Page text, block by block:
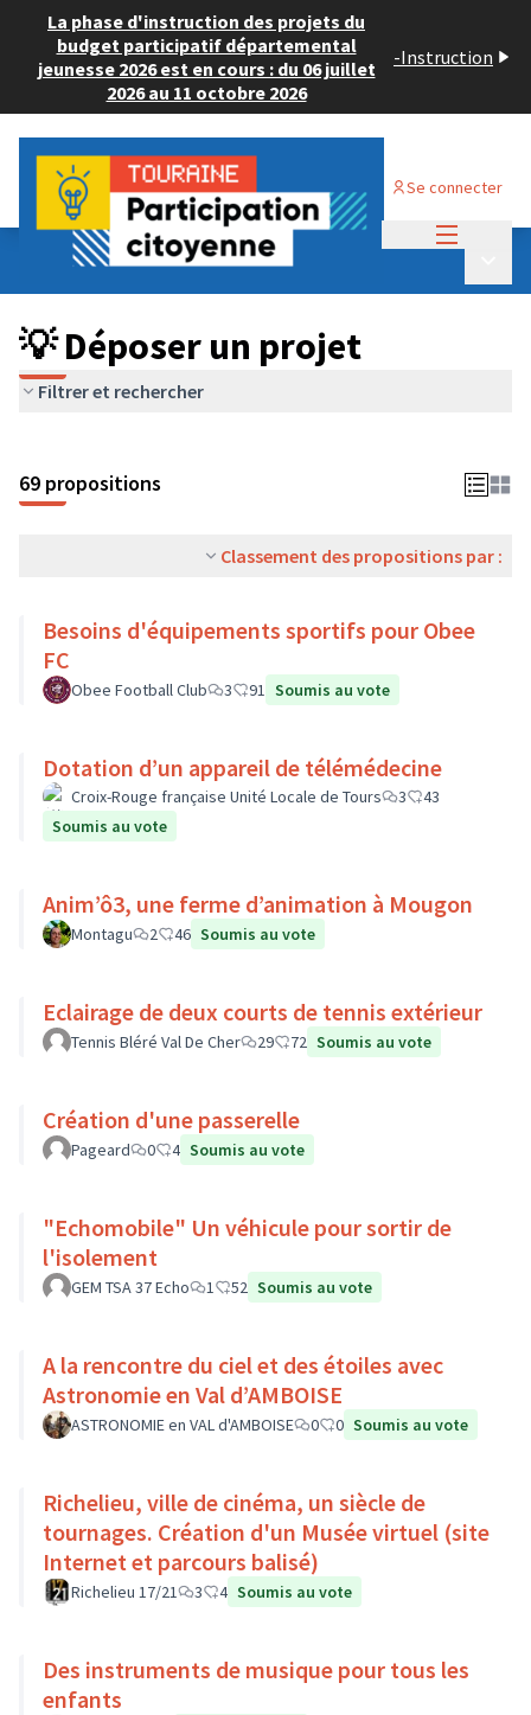
La phase d'instruction des projets du
budget participatif départemental
jeunesse 2026 est en cours : du 06 juillet
2026 au 11 octobre 2026
-Instruction
Se connecter
Budget Participatif ADULTE 2024
💡 Déposer un projet
💡 Déposer un projet
Filtrer et rechercher
69 propositions
Classement des propositions par :
Besoins d'équipements sportifs pour Obee
FC
Obee Football Club 3 91 Soumis au vote
Dotation d’un appareil de télémédecine
Croix-Rouge française Unité Locale de Tours 3
43
Soumis au vote
Anim’ô3, une ferme d’animation à Mougon
Montagu 2 46 Soumis au vote
Eclairage de deux courts de tennis extérieur
Tennis Bléré Val De Cher 29 72 Soumis au vote
Création d'une passerelle
Pageard 0 4 Soumis au vote
"Echomobile" Un véhicule pour sortir de
l'isolement
GEM TSA 37 Echo 1 52 Soumis au vote
A la rencontre du ciel et des étoiles avec
Astronomie en Val d’AMBOISE
ASTRONOMIE en VAL d'AMBOISE 0 0 Soumis au vote
Richelieu, ville de cinéma, un siècle de
tournages. Création d'un Musée virtuel (site
Internet et parcours balisé)
Richelieu 17/21 3 4 Soumis au vote
Des instruments de musique pour tous les
enfants